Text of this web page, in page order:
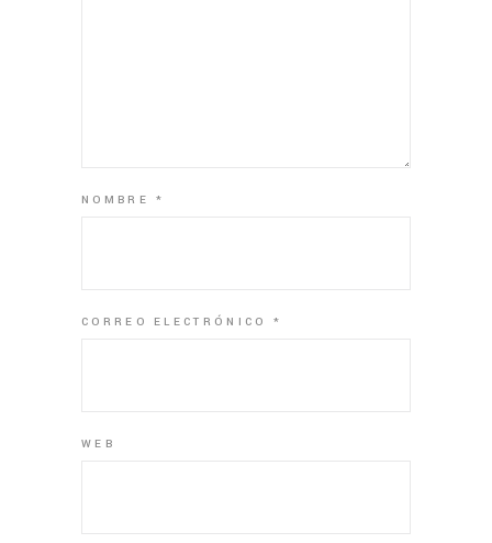
NOMBRE*
CORREO ELECTRÓNICO *
WEB